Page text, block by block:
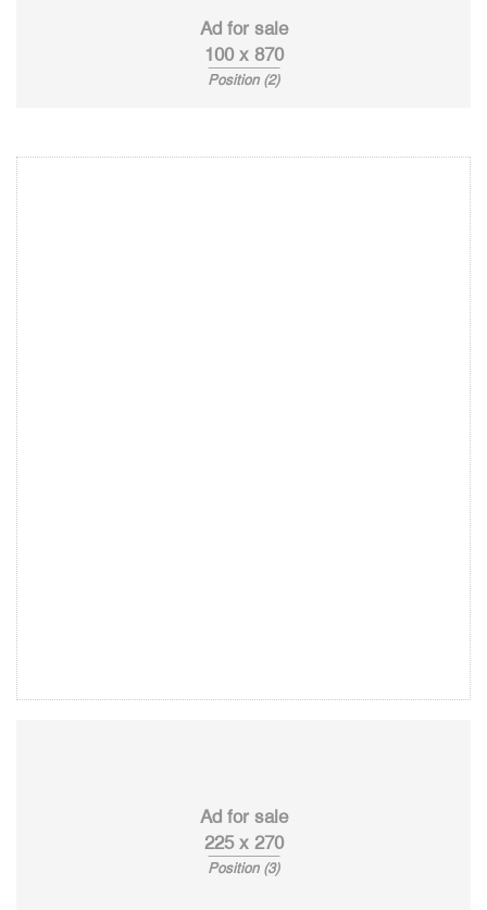
Ad for sale
100 x 870
Position (2)
Ad for sale
225 x 270
Position (3)